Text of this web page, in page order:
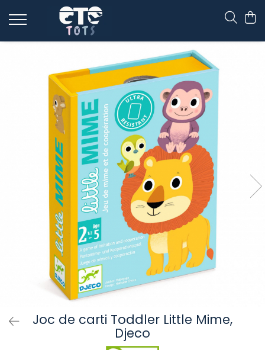
CĂRUCIOARE & SCAUNE AUTO
cărucioare NUNA
cărucioare U-GROW
scaune auto pentru avion
accesorii cărucioare
accesorii scaun auto
accesorii scaun avion
Joc de carti Toddler Little Mime,
Djeco